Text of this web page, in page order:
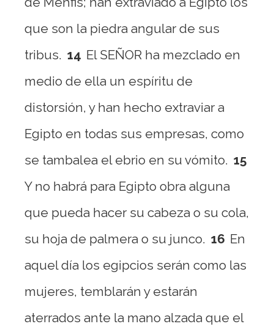
que son la piedra angular de sus
tribus. 14 El SEÑOR ha mezclado en
medio de ella un espíritu de
distorsión, y han hecho extraviar a
Egipto en todas sus empresas, como
se tambalea el ebrio en su vómito. 15
Y no habrá para Egipto obra alguna
que pueda hacer su cabeza o su cola,
su hoja de palmera o su junco. 16 En
aquel día los egipcios serán como las
mujeres, temblarán y estarán
aterrados ante la mano alzada que el